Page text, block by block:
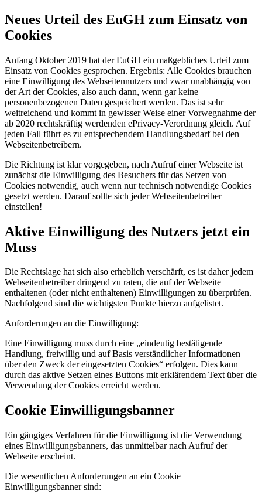
Neues Urteil des EuGH zum Einsatz von
Cookies
Anfang Oktober 2019 hat der EuGH ein maßgebliches Urteil zum
Einsatz von Cookies gesprochen. Ergebnis: Alle Cookies brauchen
eine Einwilligung des Webseitennutzers und zwar unabhängig von
der Art der Cookies, also auch dann, wenn gar keine
personenbezogenen Daten gespeichert werden. Das ist sehr
weitreichend und kommt in gewisser Weise einer Vorwegnahme der
ab 2020 rechtskräftig werdenden ePrivacy-Verordnung gleich. Auf
jeden Fall führt es zu entsprechendem Handlungsbedarf bei den
Webseitenbetreibern.
Die Richtung ist klar vorgegeben, nach Aufruf einer Webseite ist
zunächst die Einwilligung des Besuchers für das Setzen von
Cookies notwendig, auch wenn nur technisch notwendige Cookies
gesetzt werden. Darauf sollte sich jeder Webseitenbetreiber
einstellen!
Aktive Einwilligung des Nutzers jetzt ein
Muss
Die Rechtslage hat sich also erheblich verschärft, es ist daher jedem
Webseitenbetreiber dringend zu raten, die auf der Webseite
enthaltenen (oder nicht enthaltenen) Einwilligungen zu überprüfen.
Nachfolgend sind die wichtigsten Punkte hierzu aufgelistet.
Anforderungen an die Einwilligung:
Eine Einwilligung muss durch eine „eindeutig bestätigende
Handlung, freiwillig und auf Basis verständlicher Informationen
über den Zweck der eingesetzten Cookies“ erfolgen. Dies kann
durch das aktive Setzen eines Buttons mit erklärendem Text über die
Verwendung der Cookies erreicht werden.
Cookie Einwilligungsbanner
Ein gängiges Verfahren für die Einwilligung ist die Verwendung
eines Einwilligungsbanners, das unmittelbar nach Aufruf der
Webseite erscheint.
Die wesentlichen Anforderungen an ein Cookie
Einwilligungsbanner sind: